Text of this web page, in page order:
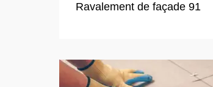
Ravalement de façade 91